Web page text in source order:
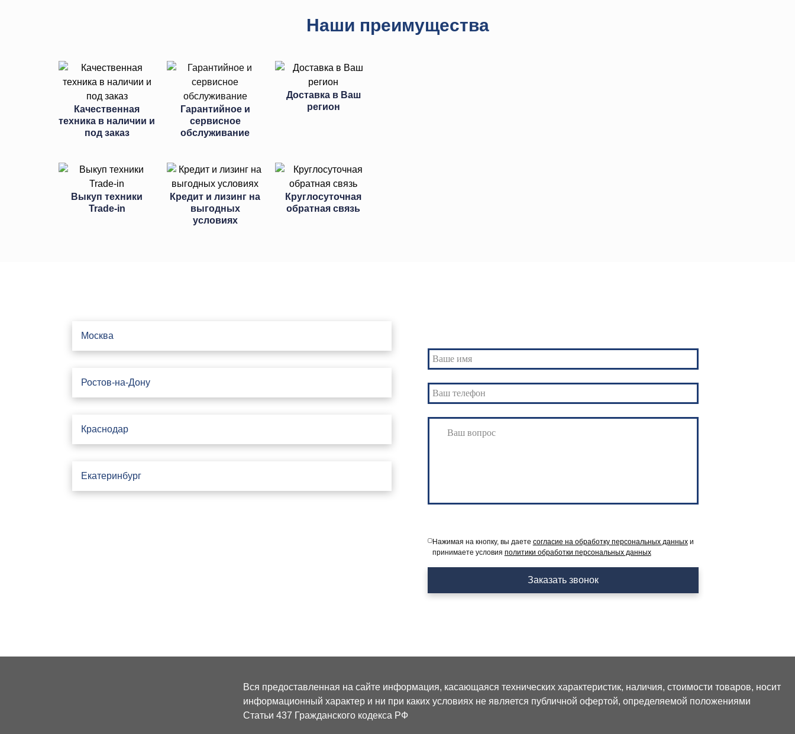
Наши преимущества
Качественная
техника в наличии и
под заказ
Гарантийное и
сервисное
обслуживание
Доставка в Ваш
регион
Выкуп техники
Trade-in
Кредит и лизинг на
выгодных
условиях
Круглосуточная
обратная связь
Москва
Ростов-на-Дону
Краснодар
Екатеринбург
Нажимая на кнопку, вы даете согласие на обработку персональных данныхи
принимаете условия политики обработки персональных данных
Заказать звонок
Вся предоставленная на сайте информация, касающаяся технических характеристик, наличия, стоимости товаров, носит
информационный характер и ни при каких условиях не является публичной офертой, определяемой положениями
Статьи 437 Гражданского кодекса РФ